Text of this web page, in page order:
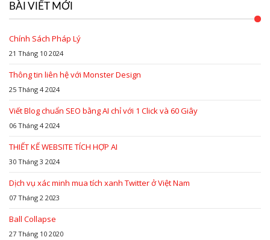
BÀI VIẾT MỚI
Chính Sách Pháp Lý
21 Tháng 10 2024
Thông tin liên hệ với Monster Design
25 Tháng 4 2024
Viết Blog chuẩn SEO bằng AI chỉ với 1 Click và 60 Giây
06 Tháng 4 2024
THIẾT KẾ WEBSITE TÍCH HỢP AI
30 Tháng 3 2024
Dịch vụ xác minh mua tích xanh Twitter ở Việt Nam
07 Tháng 2 2023
Ball Collapse
27 Tháng 10 2020